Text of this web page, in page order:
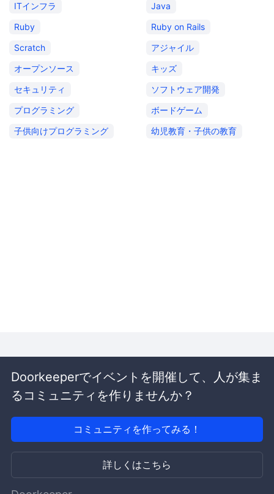
ITインフラ
Java
Ruby
Ruby on Rails
Scratch
アジャイル
オープンソース
キッズ
セキュリティ
ソフトウェア開発
プログラミング
ボードゲーム
子供向けプログラミング
幼児教育・子供の教育
Doorkeeperでイベントを開催して、人が集ま
るコミュニティを作りませんか？
コミュニティを作ってみる！
詳しくはこちら